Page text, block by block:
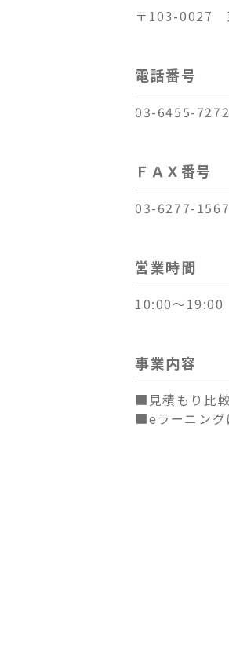
〒103-0027
電話番号
03-6455-7272
ＦＡＸ番号
03-6277-1567
営業時間
10:00～19:00
事業内容
■見積もり比
■eラーニング